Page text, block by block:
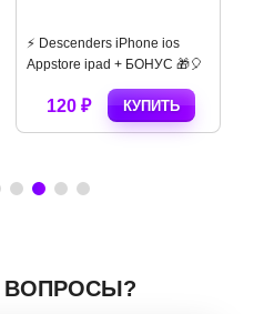
⚡️ Descenders iPhone ios
Appstore ipad + БОНУС 🎁🎈
120 ₽ КУПИТЬ
ВОПРОСЫ?